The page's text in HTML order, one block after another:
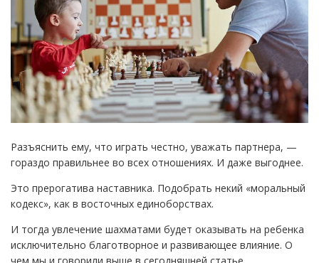
Разъяснить ему, что играть честно, уважать партнера, —
гораздо правильнее во всех отношениях. И даже выгоднее.
Это прерогатива наставника. Подобрать некий «моральный
кодекс», как в восточных единоборствах.
И тогда увлечение шахматами будет оказывать на ребенка
исключительно благотворное и развивающее влияние. О